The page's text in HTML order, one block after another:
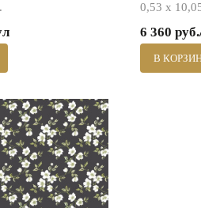
0,53 х
6 360
В